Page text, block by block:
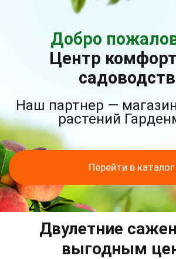
Добро
Центр
Наш партнер —
растений
Перейти в каталог
Двулетние
выгодным